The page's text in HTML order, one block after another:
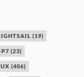
(19)
P7 (23)
(406)